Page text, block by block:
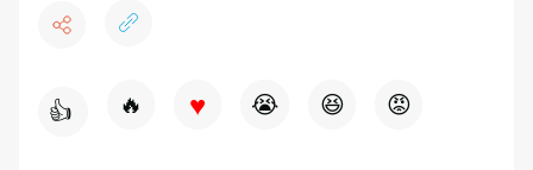
👍 🔥 ♥ 😭 😆 😡